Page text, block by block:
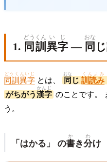
1. 同
どう
訓
くん
異字
いじ
— 同
おな
じ
同訓異字
どうくんいじ
とは、 同
おな
じ 訓読み
くんよみ
がちがう漢字
かんじ
のことです。
う。
「はかる」 の書
か
き分
わ
け